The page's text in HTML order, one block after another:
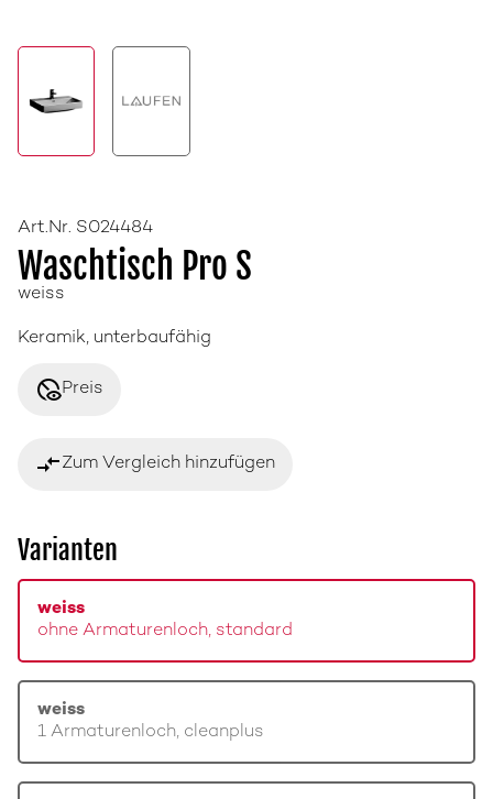
Art.Nr. S024484
Waschtisch Pro S
weiss
Keramik, unterbaufähig
disabled_visiblePreis
compare_arrowsZum Vergleich hinzufügen
Varianten
weiss
ohne Armaturenloch, standard
weiss
1 Armaturenloch, cleanplus